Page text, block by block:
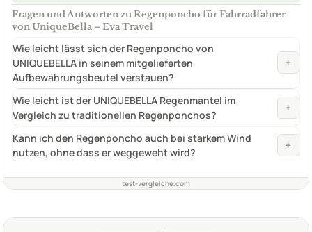
Fragen und Antworten zu Regenponcho für Fahrradfahrer
von UniqueBella – Eva Travel
Wie leicht lässt sich der Regenponcho von
UNIQUEBELLA in seinem mitgelieferten
Aufbewahrungsbeutel verstauen?
+
Wie leicht ist der UNIQUEBELLA Regenmantel im
Vergleich zu traditionellen Regenponchos?
+
Kann ich den Regenponcho auch bei starkem Wind
nutzen, ohne dass er weggeweht wird?
+
test-vergleiche.com